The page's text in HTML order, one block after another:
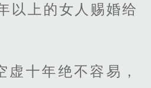
以上的女人赐婚给
虚十年绝不容易，